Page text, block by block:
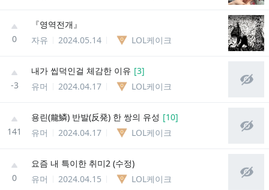
0
『영역전개』
자유
2024.05.14 LOL케이크
-3
내가 씹덕인걸 체감한 이유 [3]
유머
2024.04.17 LOL케이크
141
용린(龍鱗) 반발(反発) 한 쌍의 유성 [10]
유머
2024.04.17 LOL케이크
0
요즘 내 특이한 취미2 (수정)
유머
2024.04.15 LOL케이크